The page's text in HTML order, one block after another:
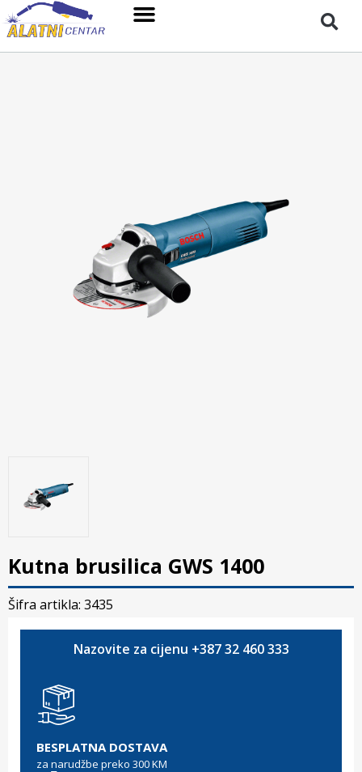
Kutna brusilica GWS 1400
Šifra artikla: 3435
Nazovite za cijenu +387 32 460 333
BESPLATNA DOSTAVA
za narudžbe preko 300 KM